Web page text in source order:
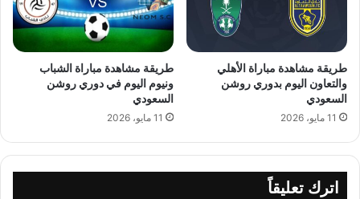
طريقة مشاهدة مباراة الأهلي
والتعاون اليوم بدوري روشن
السعودي
11 مايو، 2026
طريقة مشاهدة مباراة الشباب
ونيوم اليوم في دوري روشن
السعودي
11 مايو، 2026
اترك تعليقاً